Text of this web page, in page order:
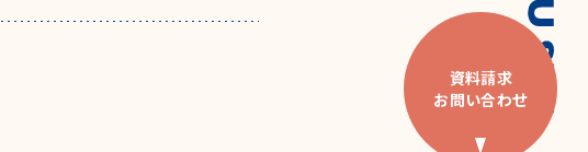
資料請求
お問い合わせ